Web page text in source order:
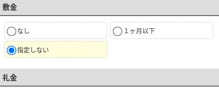
敷金
なし １ヶ月以下
指定しない
礼金